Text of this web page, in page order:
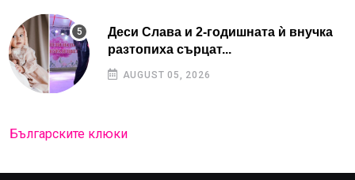
Деси Слава и 2-годишната ѝ внучка
разтопиха сърцат...
AUGUST 05, 2026
Българските клюки